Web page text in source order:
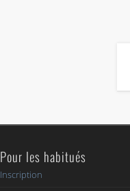
Pour les habitués
Inscription